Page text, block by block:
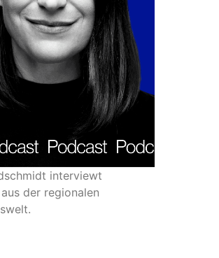
interviewt
der regionalen